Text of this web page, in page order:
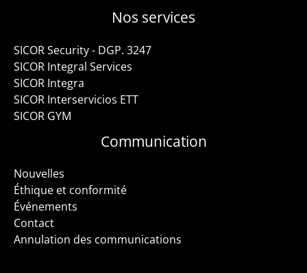
Nos services
SICOR Security - DGP. 3247
SICOR Integral Services
SICOR Integra
SICOR Interservicios ETT
SICOR GYM
Communication
Nouvelles
Éthique et conformité
Événements
Contact
Annulation des communications